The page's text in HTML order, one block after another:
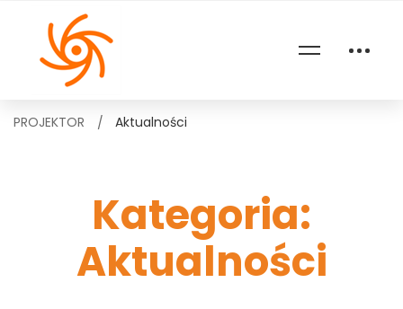
Kategoria:
Aktualności
PROJEKTOR Aktualności